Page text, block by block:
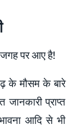
पर आए है!
के मौसम के बारे
प्राप्त
आदि से भी